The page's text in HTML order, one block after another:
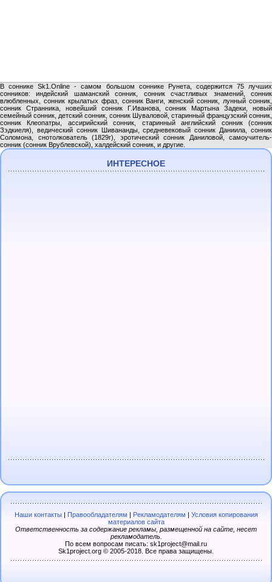
В соннике Sk1.Online - самом большом соннике Рунета, содержится 75 лучших
сонников: индейский шаманский сонник, сонник счастливых знамений, сонник
влюбленных, сонник крылатых фраз, сонник Ванги, женский сонник, лунный сонник,
сонник Странника, новейший сонник Г.Иванова, сонник Мартына Задеки, новый
семейный сонник, детский сонник, сонник Шуваловой, старинный французский сонник,
сонник Клеопатры, ассирийский сонник, старинный английский сонник (сонник
Зэдкиеля), ведический сонник Шивананды, средневековый сонник Даниила, сонник
Соломона, снотолкователь (1829г), эротический сонник Даниловой, самоучитель-
сонник (сонник Врублевской), халдейский сонник, и другие.
ИНТЕРЕСНОЕ
Наши контакты| Правообладателям Рекламодателям
Условия копирования
материалов сайта
Ответственность за содержание рекламы, размещенной на сайте, несет
рекламодатель.
По всем вопросам писать: sk1project@mail.ru
Sk1project.org © 2005-2018. Все права защищены.